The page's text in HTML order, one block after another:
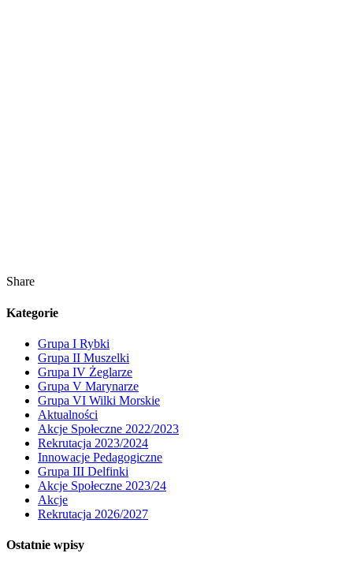
Share
Kategorie
Grupa I Rybki
Grupa II Muszelki
Grupa IV Żeglarze
Grupa V Marynarze
Grupa VI Wilki Morskie
Aktualności
Akcje Społeczne 2022/2023
Rekrutacja 2023/2024
Innowacje Pedagogiczne
Grupa III Delfinki
Akcje Społeczne 2023/24
Akcje
Rekrutacja 2026/2027
Ostatnie wpisy